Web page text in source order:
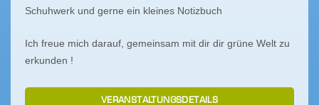
Schuhwerk und gerne ein kleines Notizbuch
Ich freue mich darauf, gemeinsam mit dir dir grüne Welt zu
erkunden !
VERANSTALTUNGSDETAILS